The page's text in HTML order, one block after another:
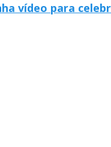
vídeo para